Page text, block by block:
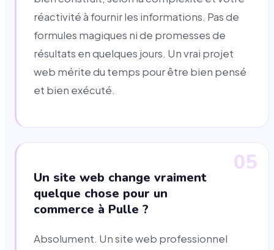
réactivité à fournir les informations. Pas de
formules magiques ni de promesses de
résultats en quelques jours. Un vrai projet
web mérite du temps pour être bien pensé
et bien exécuté.
05
Un site web change vraiment
quelque chose pour un
commerce à Pulle ?
Absolument. Un site web professionnel